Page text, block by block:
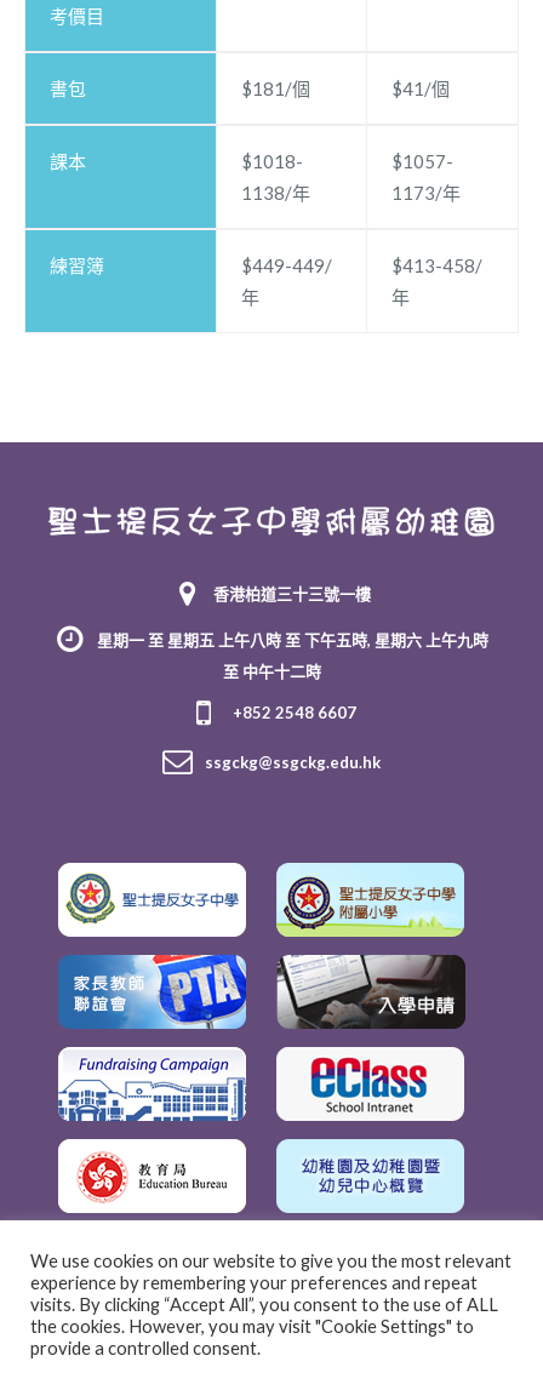
考價目
書包 $181/個 $41/個
課本
$1018-
1138/年
$1057-
1173/年
練習簿
$449-449/
年
$413-458/
年
香港柏道三十三號一樓
星期一 至 星期五 上午八時 至 下午五時, 星期六 上午九時
至 中午十二時
+852 2548 6607
ssgckg@ssgckg.edu.hk
We use cookies on our website to give you the most relevant
experience by remembering your preferences and repeat
visits. By clicking “Accept All”, you consent to the use of ALL
the cookies. However, you may visit "Cookie Settings" to
provide a controlled consent.